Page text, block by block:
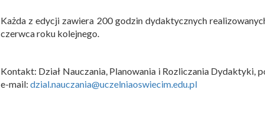
Każda z edycji zawiera 200 godzin dydaktycznych
czerwca roku kolejnego.
Kontakt: Dział Nauczania, Planowania i Rozliczania Dydaktyki,
e-mail: dzial.nauczania@uczelniaoswiecim.edu.pl